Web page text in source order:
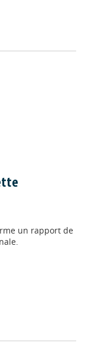
un rapport de